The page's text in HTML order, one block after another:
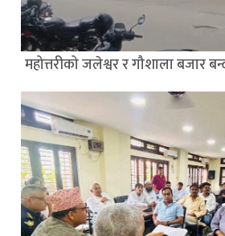
महोत्तरीको जलेश्वर र गौशाला बजार